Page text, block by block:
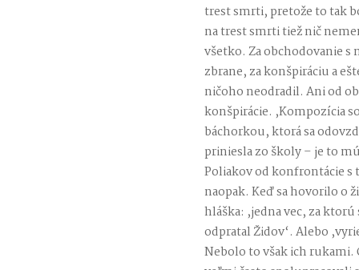
trest smrti, pretože to tak
na trest smrti tiež nič
všetko. Za obchodovanie s
zbrane, za konšpiráciu a
ničoho neodradil. Ani od
konšpirácie. ,Kompozícia
báchorkou, ktorá sa
priniesla zo školy – je to
Poliakov od konfrontácie
naopak. Keď sa hovorilo o
hláška: ,jedna vec, za
odpratal Židov‘. Alebo
Nebolo to však ich rukami.